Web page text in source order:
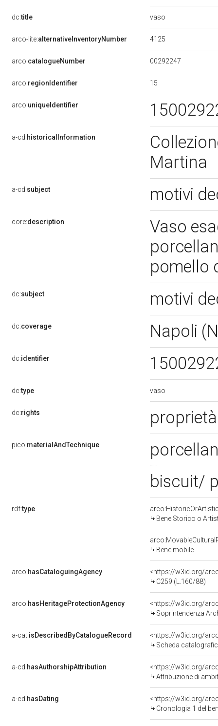
dc:title vaso
arco-lite:alternativeInventoryNumber 4125
arco:catalogueNumber 00292247
arco:regionIdentifier 15
arco:uniqueIdentifier
a-cd:historicalInformation
Martina
a-cd:subject motivi
core:description
Vaso
pomello
dc:subject motivi
dc:coverage Napoli
dc:identifier
dc:type vaso
dc:rights
pico:materialAndTechnique
biscuit/
rdf:type
Bene Storico o
Bene mobile
arco:hasCataloguingAgency
<https://w3id.org/
C259 (L.160/88)
arco:hasHeritageProtectionAgency
<https://w3id.org/
Soprintendenza
a-cat:isDescribedByCatalogueRecord
<https://w3id.org/
Scheda
a-cd:hasAuthorshipAttribution
<https://w3id.org/
Attribuzione di
a-cd:hasDating
<https://w3id.org/
Cronologia 1 del